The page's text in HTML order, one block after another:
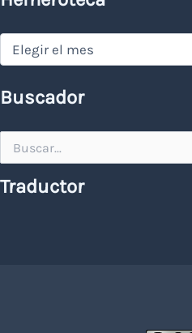
Hemeroteca
Buscador
por:
Traductor